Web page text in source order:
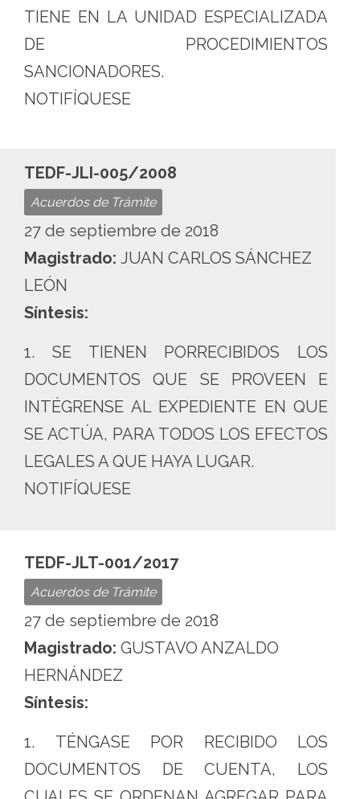
TIENE EN LA UNIDAD ESPECIALIZADA
DE PROCEDIMIENTOS
SANCIONADORES.
NOTIFÍQUESE
TEDF-JLI-005/2008
Acuerdos de Trámite
27 de septiembre de 2018
Magistrado: JUAN CARLOS SÁNCHEZ
LEÓN
Síntesis:
1. SE TIENEN PORRECIBIDOS LOS
DOCUMENTOS QUE SE PROVEEN E
INTÉGRENSE AL EXPEDIENTE EN QUE
SE ACTÚA, PARA TODOS LOS EFECTOS
LEGALES A QUE HAYA LUGAR.
NOTIFÍQUESE
TEDF-JLT-001/2017
Acuerdos de Trámite
27 de septiembre de 2018
Magistrado: GUSTAVO ANZALDO
HERNÁNDEZ
Síntesis:
1. TÉNGASE POR RECIBIDO LOS
DOCUMENTOS DE CUENTA, LOS